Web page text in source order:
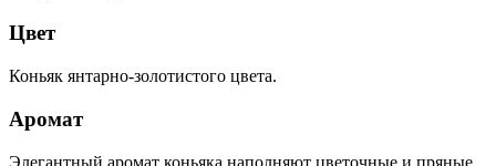
Цвет
Коньяк янтарно-золотистого цвета.
Аромат
Элегантный аромат коньяка наполняют цветочные и пряные